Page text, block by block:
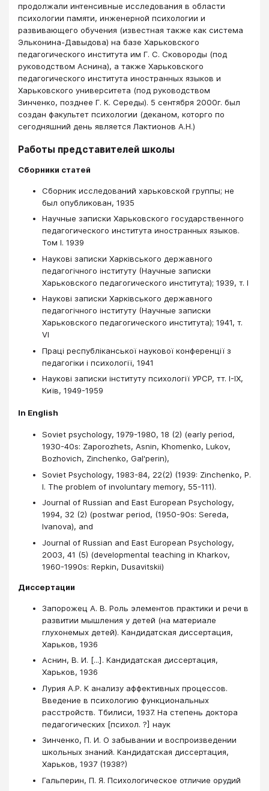
продолжали интенсивные исследования в области
психологии памяти, инженерной психологии и
развивающего обучения (известная также как система
Эльконина-Давыдова) на базе Харьковского
педагогического института им Г. С. Сковороды (под
руководством Аснина), а также Харьковского
педагогического института иностранных языков и
Харьковского университета (под руководством
Зинченко, позднее Г. К. Середы). 5 сентября 2000г. был
создан факультет психологии (деканом, которго по
сегодняшний день является Лактионов А.Н.)
Работы представителей школы
Сборники статей
Сборник исследований харьковской группы; не
был опубликован, 1935
Научные записки Харьковского государственного
педагогического института иностранных языков.
Том I. 1939
Науковi записки Харкiвського державного
педагогiчного iнституту (Научные записки
Харьковского педагогического института); 1939, т. I
Науковi записки Харкiвського державного
педагогiчного iнституту (Научные записки
Харьковского педагогического института); 1941, т.
VI
Праці республіканської наукової конференції з
педагогіки і психології, 1941
Наукові записки інституту психології УРСР, тт. I-IX,
Київ, 1949-1959
In English
Soviet psychology, 1979-1980, 18 (2) (early period,
1930-40s: Zaporozhets, Asnin, Khomenko, Lukov,
Bozhovich, Zinchenko, Gal'perin),
Soviet Psychology, 1983-84, 22(2) (1939: Zinchenko, P.
I. The problem of involuntary memory, 55-111).
Journal of Russian and East European Psychology,
1994, 32 (2) (postwar period, (1950-90s: Sereda,
Ivanova), and
Journal of Russian and East European Psychology,
2003, 41 (5) (developmental teaching in Kharkov,
1960-1990s: Repkin, Dusavitskii)
Диссертации
Запорожец А. В. Роль элементов практики и речи в
развитии мышления у детей (на материале
глухонемых детей). Кандидатская диссертация,
Харьков, 1936
Аснин, В. И. [...]. Кандидатская диссертация,
Харьков, 1936
Лурия А.Р. К анализу аффективных процессов.
Введение в психологию функциональных
расстройств. Тбилиси, 1937. На степень доктора
педагогических [психол. ?] наук
Зинченко, П. И. О забывании и воспроизведении
школьных знаний. Кандидатская диссертация,
Харьков, 1937 (1938?)
Гальперин, П. Я. Психологическое отличие орудий